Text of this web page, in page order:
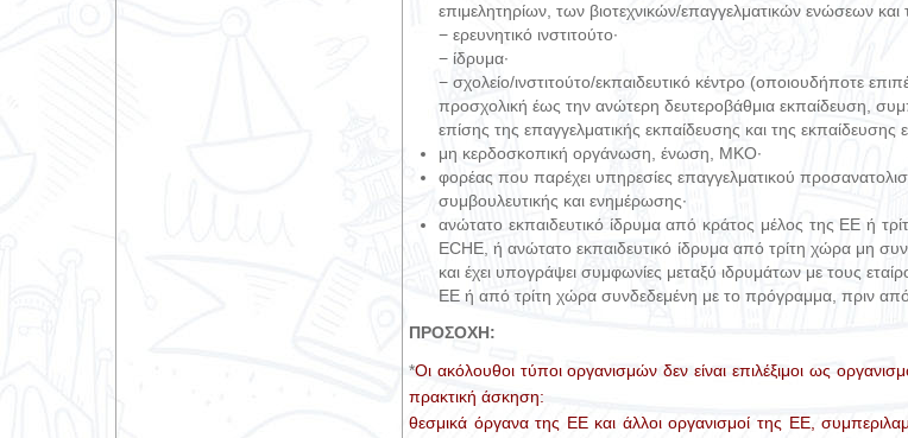
επιμελητηρίων, των βιοτεχνικών/επαγγελματικών ενώσεων
− ερευνητικό ινστιτούτο·
− ίδρυμα·
− σχολείο/ινστιτούτο/εκπαιδευτικό κέντρο (οποιουδήποτε
προσχολική έως την ανώτερη δευτεροβάθμια εκπαίδευση,
επίσης της επαγγελματικής εκπαίδευσης και της εκπαίδευσης
μη κερδοσκοπική οργάνωση, ένωση, ΜΚΟ·
φορέας που παρέχει υπηρεσίες επαγγελματικού
συμβουλευτικής και ενημέρωσης·
ανώτατο εκπαιδευτικό ίδρυμα από κράτος μέλος της ΕΕ ή
ECHE, ή ανώτατο εκπαιδευτικό ίδρυμα από τρίτη χώρα μη
και έχει υπογράψει συμφωνίες μεταξύ ιδρυμάτων με τους
ΕΕ ή από τρίτη χώρα συνδεδεμένη με το πρόγραμμα, πριν από
ΠΡΟΣΟΧΗ:
*Οι ακόλουθοι τύποι οργανισμών δεν είναι επιλέξιμοι ως
πρακτική άσκηση:
θεσμικά όργανα της ΕΕ και άλλοι οργανισμοί της ΕΕ,